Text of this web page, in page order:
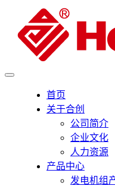
首页
关于合创
公司简介
企业文化
人力资源
产品中心
发电机组